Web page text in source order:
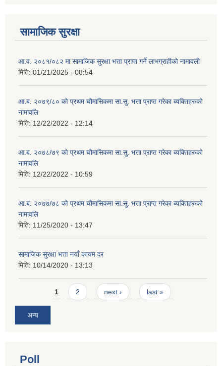
सामाजिक सुरक्षा
आ.व. २०८१/०८२ मा सामाजिक सुरक्षा भत्ता प्राप्त गर्ने लाभग्राहीको नामावली
मिति: 01/21/2025 - 08:54
आ.ब. २०७९/८० को प्रथम चौमासिकमा सा.सु. भत्ता प्राप्त गरेका ब्यक्तिहरुको
नामावलि
मिति: 12/22/2022 - 12:14
आ.ब. २०७८/७९ को प्रथम चौमासिकमा सा.सु. भत्ता प्राप्त गरेका ब्यक्तिहरुको
नामावलि
मिति: 12/22/2022 - 10:59
आ.ब. २०७७/७८ को प्रथम चौमासिकमा सा.सु. भत्ता प्राप्त गरेका ब्यक्तिहरुको
नामावलि
मिति: 11/25/2020 - 13:47
सामाजिक सुरक्षा भत्ता नयाँ कायम दर
मिति: 10/14/2020 - 13:13
Pages1 2 next › last »
अन्य
Poll